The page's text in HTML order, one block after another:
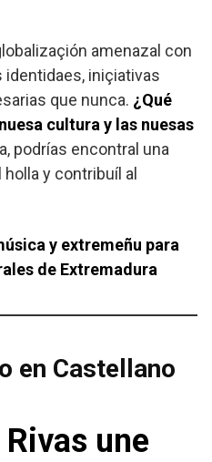
amenazal con
iniçiativas
que nunca. ¿Qué
cultura y las nuesas
podrías encontral una
y contribuíl al
y extremeñu para
de Extremadura
en Castellano
une